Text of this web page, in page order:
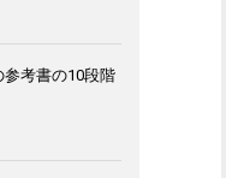
考書の10段階